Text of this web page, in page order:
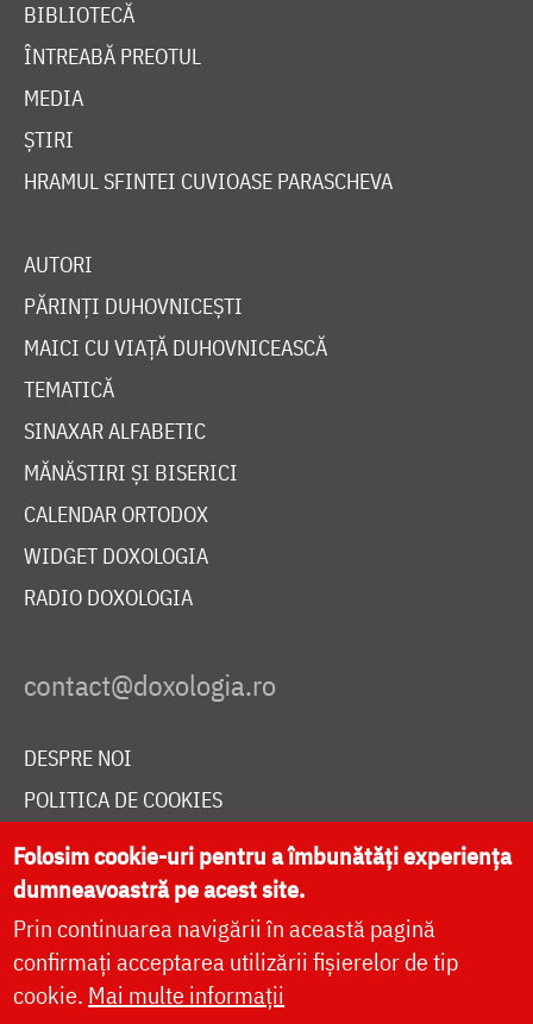
BIBLIOTECĂ
ÎNTREABĂ PREOTUL
MEDIA
ȘTIRI
HRAMUL SFINTEI CUVIOASE PARASCHEVA
AUTORI
PĂRINȚI DUHOVNICEȘTI
MAICI CU VIAȚĂ DUHOVNICEASCĂ
TEMATICĂ
SINAXAR ALFABETIC
MĂNĂSTIRI ȘI BISERICI
CALENDAR ORTODOX
WIDGET DOXOLOGIA
RADIO DOXOLOGIA
DESPRE NOI
POLITICA DE COOKIES
DONEAZĂ ONLINE PENTRU CATEDRALA NAȚIONALĂ
LIVE
Folosim cookie-uri pentru a îmbunătăți experiența
dumneavoastră pe acest site.
Prin continuarea navigării în această pagină
confirmați acceptarea utilizării fișierelor de tip
cookie. Mai multe informații